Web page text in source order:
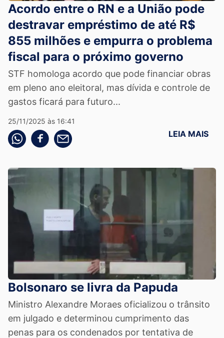
Acordo entre o RN e a União pode
destravar empréstimo de até R$
855 milhões e empurra o problema
fiscal para o próximo governo
STF homologa acordo que pode financiar obras
em pleno ano eleitoral, mas dívida e controle de
gastos ficará para futuro...
25/11/2025 às 16:41
Compartilhe pelo whatsapp
Compartilhar no facebook
Compartilhe pelo email LEIA MAIS
Bolsonaro se livra da Papuda
Ministro Alexandre Moraes oficializou o trânsito
em julgado e determinou cumprimento das
penas para os condenados por tentativa de